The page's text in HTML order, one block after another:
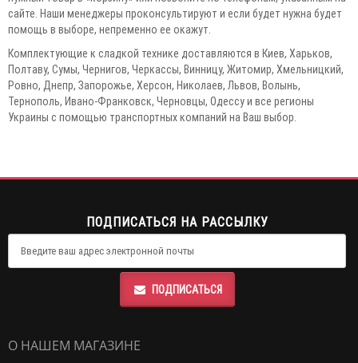
сайте. Наши менеджеры проконсультируют и если будет нужна будет
помощь в выборе, непременно ее окажут.
Комплектующие к сладкой технике доставляются в Киев, Харьков,
Полтаву, Сумы, Чернигов, Черкассы, Винницу, Житомир, Хмельницкий,
Ровно, Днепр, Запорожье, Херсон, Николаев, Львов, Волынь,
Тернополь, Ивано-Франковск, Черновцы, Одессу и все регионы
Украины с помощью транспортных компаний на Ваш выбор.
ПОДПИСАТЬСЯ НА РАССЫЛКУ
ПОДПИСАТЬСЯ
О НАШЕМ МАГАЗИНЕ